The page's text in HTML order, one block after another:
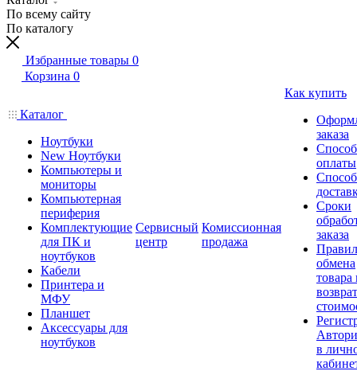
По всему сайту
По каталогу
Избранные товары 0
Корзина 0
Каталог
Ноутбуки
New Ноутбуки
Компьютеры и
мониторы
Компьютерная
периферия
Комплектующие
для ПК и
ноутбуков
Кабели
Принтера и
МФУ
Планшет
Аксессуары для
ноутбуков
Сервисный
центр
Комиссионная
продажа
Как купить
заказа
оплаты
Сроки
заказа
обмена
товара
в